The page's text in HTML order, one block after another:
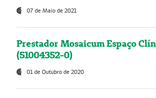
07 de Maio de 2021
Prestador Mosaicum Espaço
(51004352-0)
01 de Outubro de 2020